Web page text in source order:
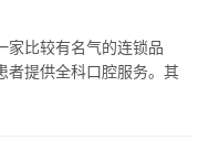
家比较有名气的连锁品
者提供全科口腔服务。其